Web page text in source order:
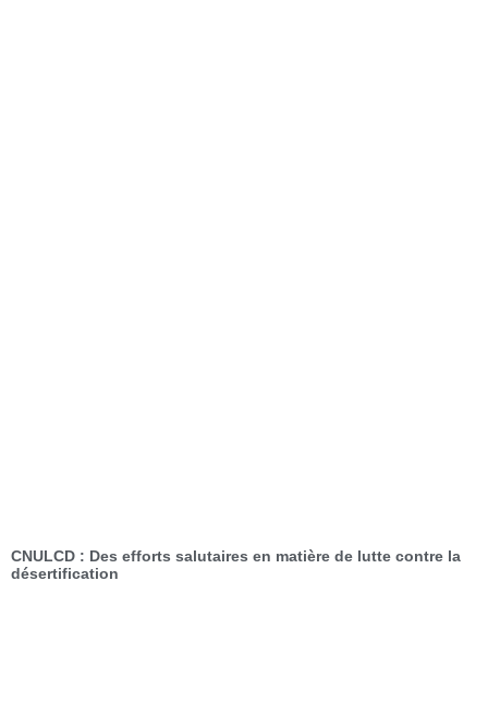
CNULCD : Des efforts salutaires en matière de lutte contre la
désertification